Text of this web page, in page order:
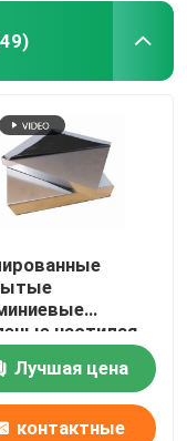
настилая
листы
панелями
1mm 3mm 5mm
3004 3005
Лучшая цена
контактные